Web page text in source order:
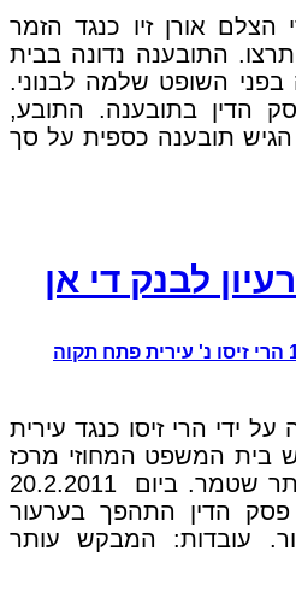
אורן זיו כנגד הזמר
התובענה נדונה בבית
השופט שלמה לבנוני.
ניתן פסק הדין בתובענה. התובע,
הגיש תובענה כספית על סך
לבנק די אן
הפ (מחוזי מרכז) 1052-10-08 הרי זיסו נ' עירית פתח תקוה
ידי הרי זיסו כנגד עירית
בית המשפט המחוזי מרכז
ונדון בפני השופטת אסתר שטמר. ביום 20.2.2011
פסק הדין התהפך בערעור
עובדות: המבקש עותר